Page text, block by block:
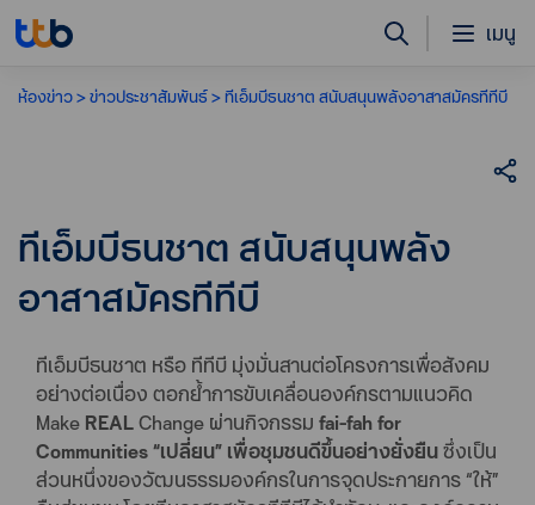
เมนู
ห้องข่าว ข่าวประชาสัมพันธ์ ทีเอ็มบีธนชาต สนับสนุนพลังอาสาสมัครทีทีบี
ทีเอ็มบีธนชาต สนับสนุนพลัง
อาสาสมัครทีทีบี
ทีเอ็มบีธนชาต หรือ ทีทีบี มุ่งมั่นสานต่อโครงการเพื่อสังคม
อย่างต่อเนื่อง ตอกย้ำการขับเคลื่อนองค์กรตามแนวคิด
Make REALChange ผ่านกิจกรรม fai-fah for
Communities “เปลี่ยน” เพื่อชุมชนดีขึ้นอย่างยั่งยืนซึ่งเป็น
ส่วนหนึ่งของวัฒนธรรมองค์กรในการจุดประกายการ “ให้”